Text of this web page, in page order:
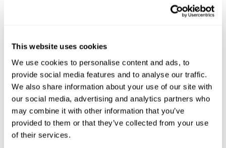
This website uses cookies
We use cookies to personalise content and ads, to
provide social media features and to analyse our traffic.
We also share information about your use of our site with
our social media, advertising and analytics partners who
may combine it with other information that you’ve
provided to them or that they’ve collected from your use
of their services.